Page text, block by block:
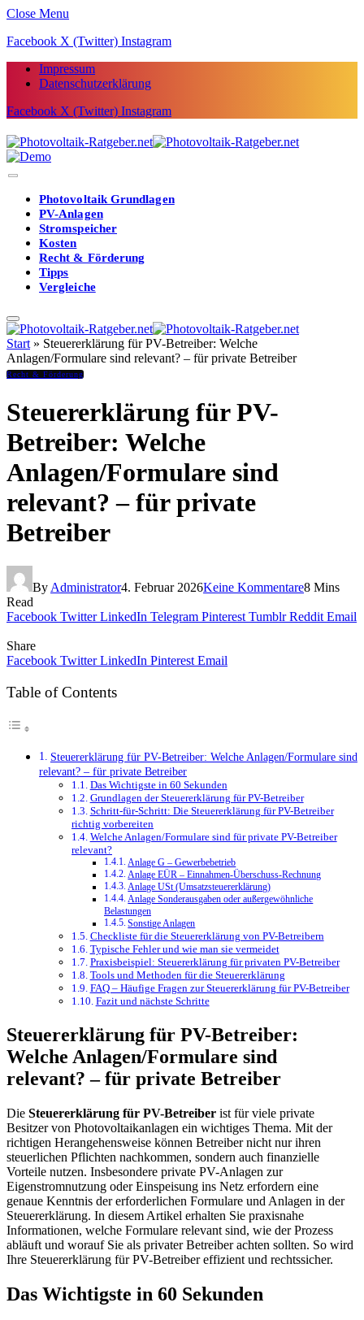
Close Menu
Facebook X (Twitter) Instagram
Impressum
Datenschutzerklärung
Facebook X (Twitter) Instagram
Photovoltaik Grundlagen
PV-Anlagen
Stromspeicher
Kosten
Recht & Förderung
Tipps
Vergleiche
Start » Steuererklärung für PV-Betreiber: Welche
Anlagen/Formulare sind relevant? – für private Betreiber
Recht & Förderung
Steuererklärung für PV-
Betreiber: Welche
Anlagen/Formulare sind
relevant? – für private
Betreiber
By Administrator4. Februar 2026Keine Kommentare8 Mins
Read
Facebook Twitter LinkedIn Telegram Pinterest Tumblr Reddit Email
Share
Facebook Twitter LinkedIn Pinterest Email
Table of Contents
Steuererklärung für PV-Betreiber: Welche Anlagen/Formulare sind
relevant? – für private Betreiber
Das Wichtigste in 60 Sekunden
Grundlagen der Steuererklärung für PV-Betreiber
Schritt-für-Schritt: Die Steuererklärung für PV-Betreiber
richtig vorbereiten
Welche Anlagen/Formulare sind für private PV-Betreiber
relevant?
Anlage G – Gewerbebetrieb
Anlage EÜR – Einnahmen-Überschuss-Rechnung
Anlage USt (Umsatzsteuererklärung)
Anlage Sonderausgaben oder außergewöhnliche
Belastungen
Sonstige Anlagen
Checkliste für die Steuererklärung von PV-Betreibern
Typische Fehler und wie man sie vermeidet
Praxisbeispiel: Steuererklärung für privaten PV-Betreiber
Tools und Methoden für die Steuererklärung
FAQ – Häufige Fragen zur Steuererklärung für PV-Betreiber
Fazit und nächste Schritte
Steuererklärung für PV-Betreiber:
Welche Anlagen/Formulare sind
relevant? – für private Betreiber
Die Steuererklärung für PV-Betreiber ist für viele private
Besitzer von Photovoltaikanlagen ein wichtiges Thema. Mit der
richtigen Herangehensweise können Betreiber nicht nur ihren
steuerlichen Pflichten nachkommen, sondern auch finanzielle
Vorteile nutzen. Insbesondere private PV-Anlagen zur
Eigenstromnutzung oder Einspeisung ins Netz erfordern eine
genaue Kenntnis der erforderlichen Formulare und Anlagen in der
Steuererklärung. In diesem Artikel erhalten Sie praxisnahe
Informationen, welche Formulare relevant sind, wie der Prozess
abläuft und worauf Sie als privater Betreiber achten sollten. So wird
Ihre Steuererklärung für PV-Betreiber effizient und rechtssicher.
Das Wichtigste in 60 Sekunden